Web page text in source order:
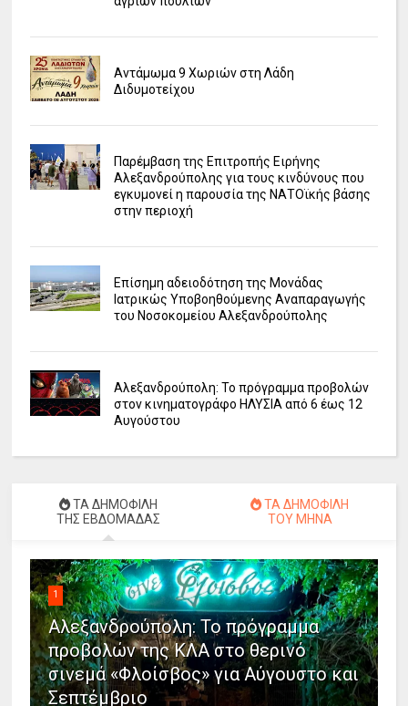
Αντάμωμα 9 Χωριών στη Λάδη
Διδυμοτείχου
Παρέμβαση της Επιτροπής Ειρήνης
Αλεξανδρούπολης για τους κινδύνους που
εγκυμονεί η παρουσία της ΝΑΤΟϊκής βάσης
στην περιοχή
Επίσημη αδειοδότηση της Μονάδας
Ιατρικώς Υποβοηθούμενης Αναπαραγωγής
του Νοσοκομείου Αλεξανδρούπολης
Αλεξανδρούπολη: Το πρόγραμμα προβολών
στον κινηματογράφο ΗΛΥΣΙΑ από 6 έως 12
Αυγούστου
ΤΑ ΔΗΜΟΦΙΛΗ
ΤΗΣ ΕΒΔΟΜΑΔΑΣ
ΤΑ ΔΗΜΟΦΙΛΗ
ΤΟΥ ΜΗΝΑ
1
Αλεξανδρούπολη: Το πρόγραμμα
προβολών της ΚΛΑ στο θερινό
σινεμά «Φλοίσβος» για Αύγουστο και
Σεπτέμβριο